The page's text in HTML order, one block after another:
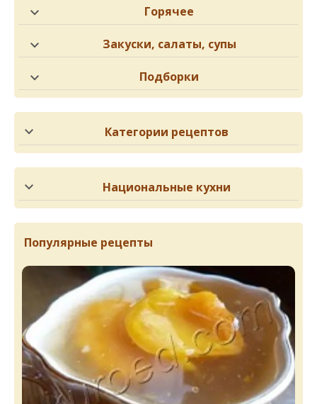
Горячее
Закуски, салаты, супы
Подборки
Категории рецептов
Национальные кухни
Популярные рецепты